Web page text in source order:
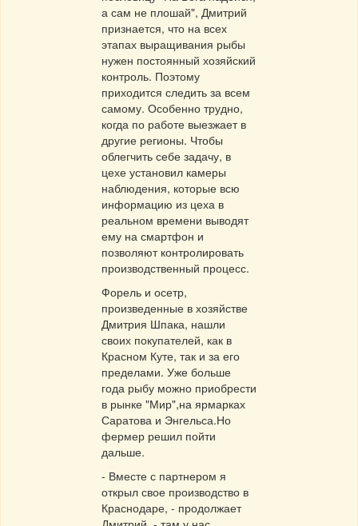
а сам не плошай", Дмитрий
признается, что на всех
этапах выращивания рыбы
нужен постоянный хозяйский
контроль. Поэтому
приходится следить за всем
самому. Особенно трудно,
когда по работе выезжает в
другие регионы. Чтобы
облегчить себе задачу, в
цехе установил камеры
наблюдения, которые всю
информацию из цеха в
реальном времени выводят
ему на смартфон и
позволяют контролировать
производственный процесс.
Форель и осетр,
произведенные в хозяйстве
Дмитрия Шпака, нашли
своих покупателей, как в
Красном Куте, так и за его
пределами. Уже больше
года рыбу можно приобрести
в рынке "Мир",на ярмарках
Саратова и Энгельса.Но
фермер решил пойти
дальше.
- Вместе с партнером я
открыл свое производство в
Краснодаре, - продолжает